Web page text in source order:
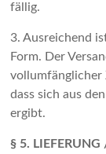
fällig.
3. Ausreichend
Form. Der
vollumfänglicher
dass sich aus
ergibt.
§ 5.